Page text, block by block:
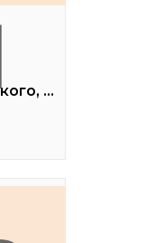
Центр Шептицького, 1 поверх, паркова аудиторія